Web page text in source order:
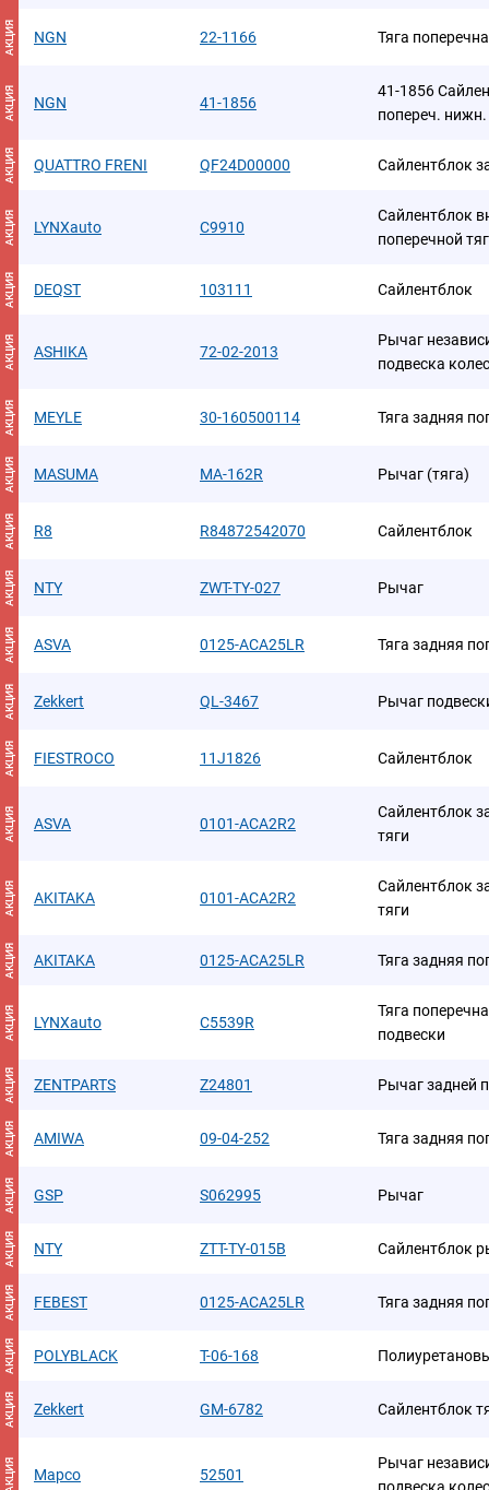
АКЦИЯ NGN 22-1166 Тяга
АКЦИЯ NGN 41-1856
41-1856
попереч.
АКЦИЯ QUATTRO FRENI QF24D00000 Сайлентблок
АКЦИЯ LYNXauto C9910
Сайлентблок
поперечной
АКЦИЯ DEQST 103111 Сайлентблок
АКЦИЯ ASHIKA 72-02-2013
Рычаг
подвеска
АКЦИЯ MEYLE 30-160500114 Тяга задняя
АКЦИЯ MASUMA MA-162R Рычаг (тяга)
АКЦИЯ R8 R84872542070 Сайлентблок
АКЦИЯ NTY ZWT-TY-027 Рычаг
АКЦИЯ ASVA 0125-ACA25LR Тяга задняя
АКЦИЯ Zekkert QL-3467 Рычаг
АКЦИЯ FIESTROCO 11J1826 Сайлентблок
АКЦИЯ ASVA 0101-ACA2R2
Сайлентблок
тяги
АКЦИЯ AKITAKA 0101-ACA2R2
Сайлентблок
тяги
АКЦИЯ AKITAKA 0125-ACA25LR Тяга задняя
АКЦИЯ LYNXauto C5539R
Тяга
подвески
АКЦИЯ ZENTPARTS Z24801 Рычаг задней
АКЦИЯ AMIWA 09-04-252 Тяга задняя
АКЦИЯ GSP S062995 Рычаг
АКЦИЯ NTY ZTT-TY-015B Сайлентблок
АКЦИЯ FEBEST 0125-ACA25LR Тяга задняя
АКЦИЯ POLYBLACK T-06-168
АКЦИЯ Zekkert GM-6782 Сайлентблок
АКЦИЯ Mapco 52501
Рычаг